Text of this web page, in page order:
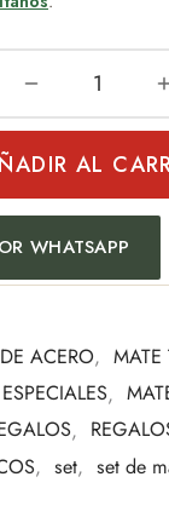
de resorte
Argentina
que combina
para quienes
AL
WHATSAPP
ACERO,
,
,
, set, set de